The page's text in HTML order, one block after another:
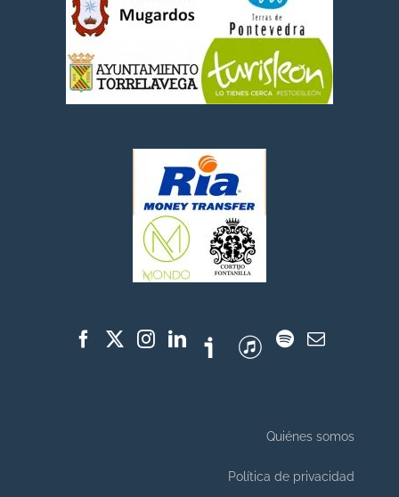
Quiénes somos
Política de privacidad